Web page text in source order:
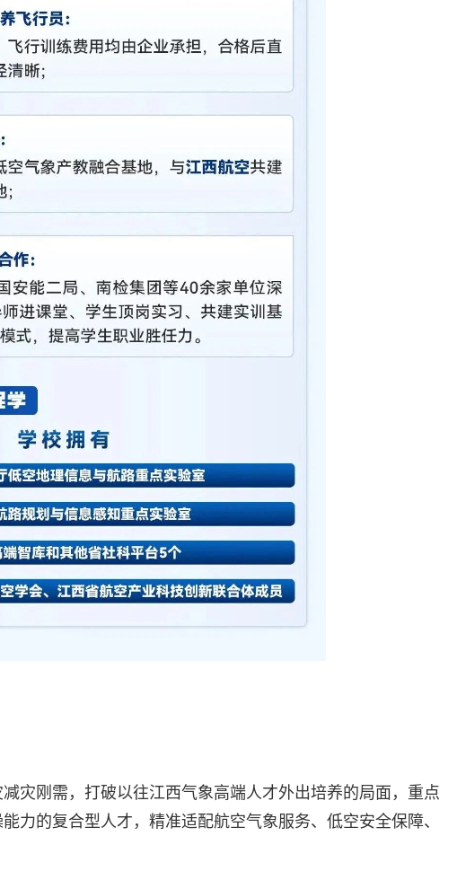
灾刚需，打破以往江西气象高端人才外出培养的局面，重点
力的复合型人才，精准适配航空气象服务、低空安全保障、